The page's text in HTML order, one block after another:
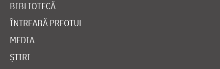
BIBLIOTECĂ
ÎNTREABĂ PREOTUL
MEDIA
ȘTIRI